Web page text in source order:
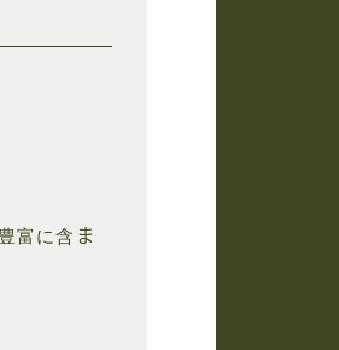
富に含ま